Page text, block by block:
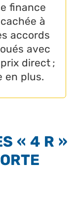
finance
à
accords
avec
direct ;
en plus.
« 4 R »